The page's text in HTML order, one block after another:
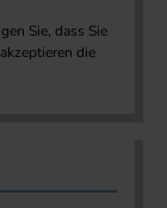
Sie, dass Sie
die